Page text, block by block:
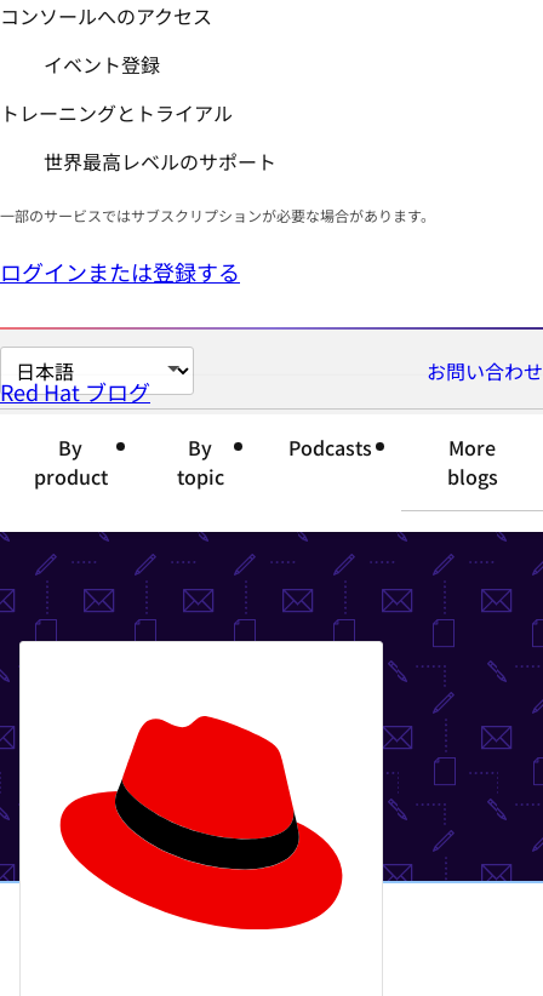
コンソールへのアクセス
イベント登録
トレーニングとトライアル
世界最高レベルのサポート
一部のサービスではサブスクリプションが必要な場合があります。
ログインまたは登録する
ペ
ー
語
選
て
く
だ
さ
い
お問い合わせ
Red Hat ブログ
By
product
By
topic
Podcasts
More
blogs